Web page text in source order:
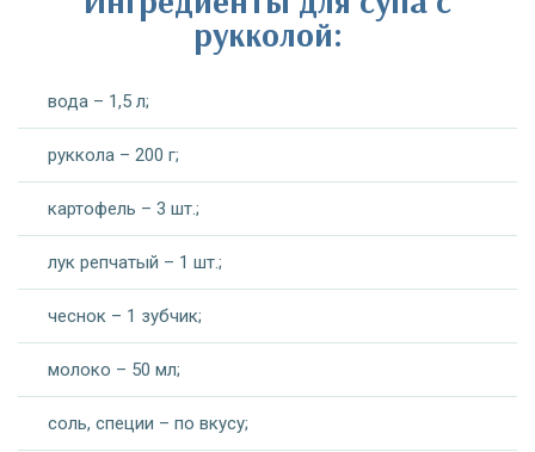
рукколой:
вода – 1,5 л;
руккола – 200 г;
картофель – 3 шт.;
лук репчатый – 1 шт.;
чеснок – 1 зубчик;
молоко – 50 мл;
соль, специи – по вкусу;